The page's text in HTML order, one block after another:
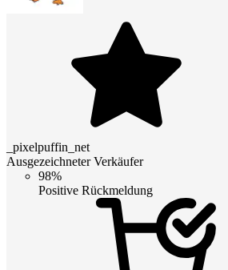
_pixelpuffin_net
Ausgezeichneter Verkäufer
98%
Positive Rückmeldung